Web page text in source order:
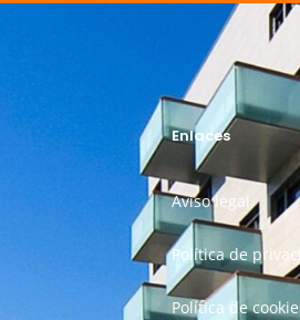
Enlaces
Aviso legal
Política de
Política de